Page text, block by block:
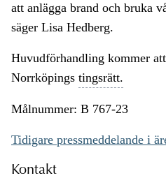
att anlägga brand och bruka
säger Lisa Hedberg.
Huvudförhandling kommer
Norrköpings tingsrätt.
Målnummer: B 767-23
Tidigare pressmeddelande i
Kontakt